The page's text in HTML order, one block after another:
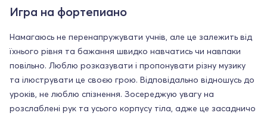
Игра на фортепиано
Намагаюсь не перенапружувати учнів, але це залежить від
їхнього рівня та бажання швидко навчатись чи навпаки
повільно. Люблю розказувати і пропонувати різну музику
та ілюструвати це своєю грою. Відповідально відношусь до
уроків, не люблю спізнення. Зосереджую увагу на
розслаблені рук та усього корпусу тіла, адже це засадничо